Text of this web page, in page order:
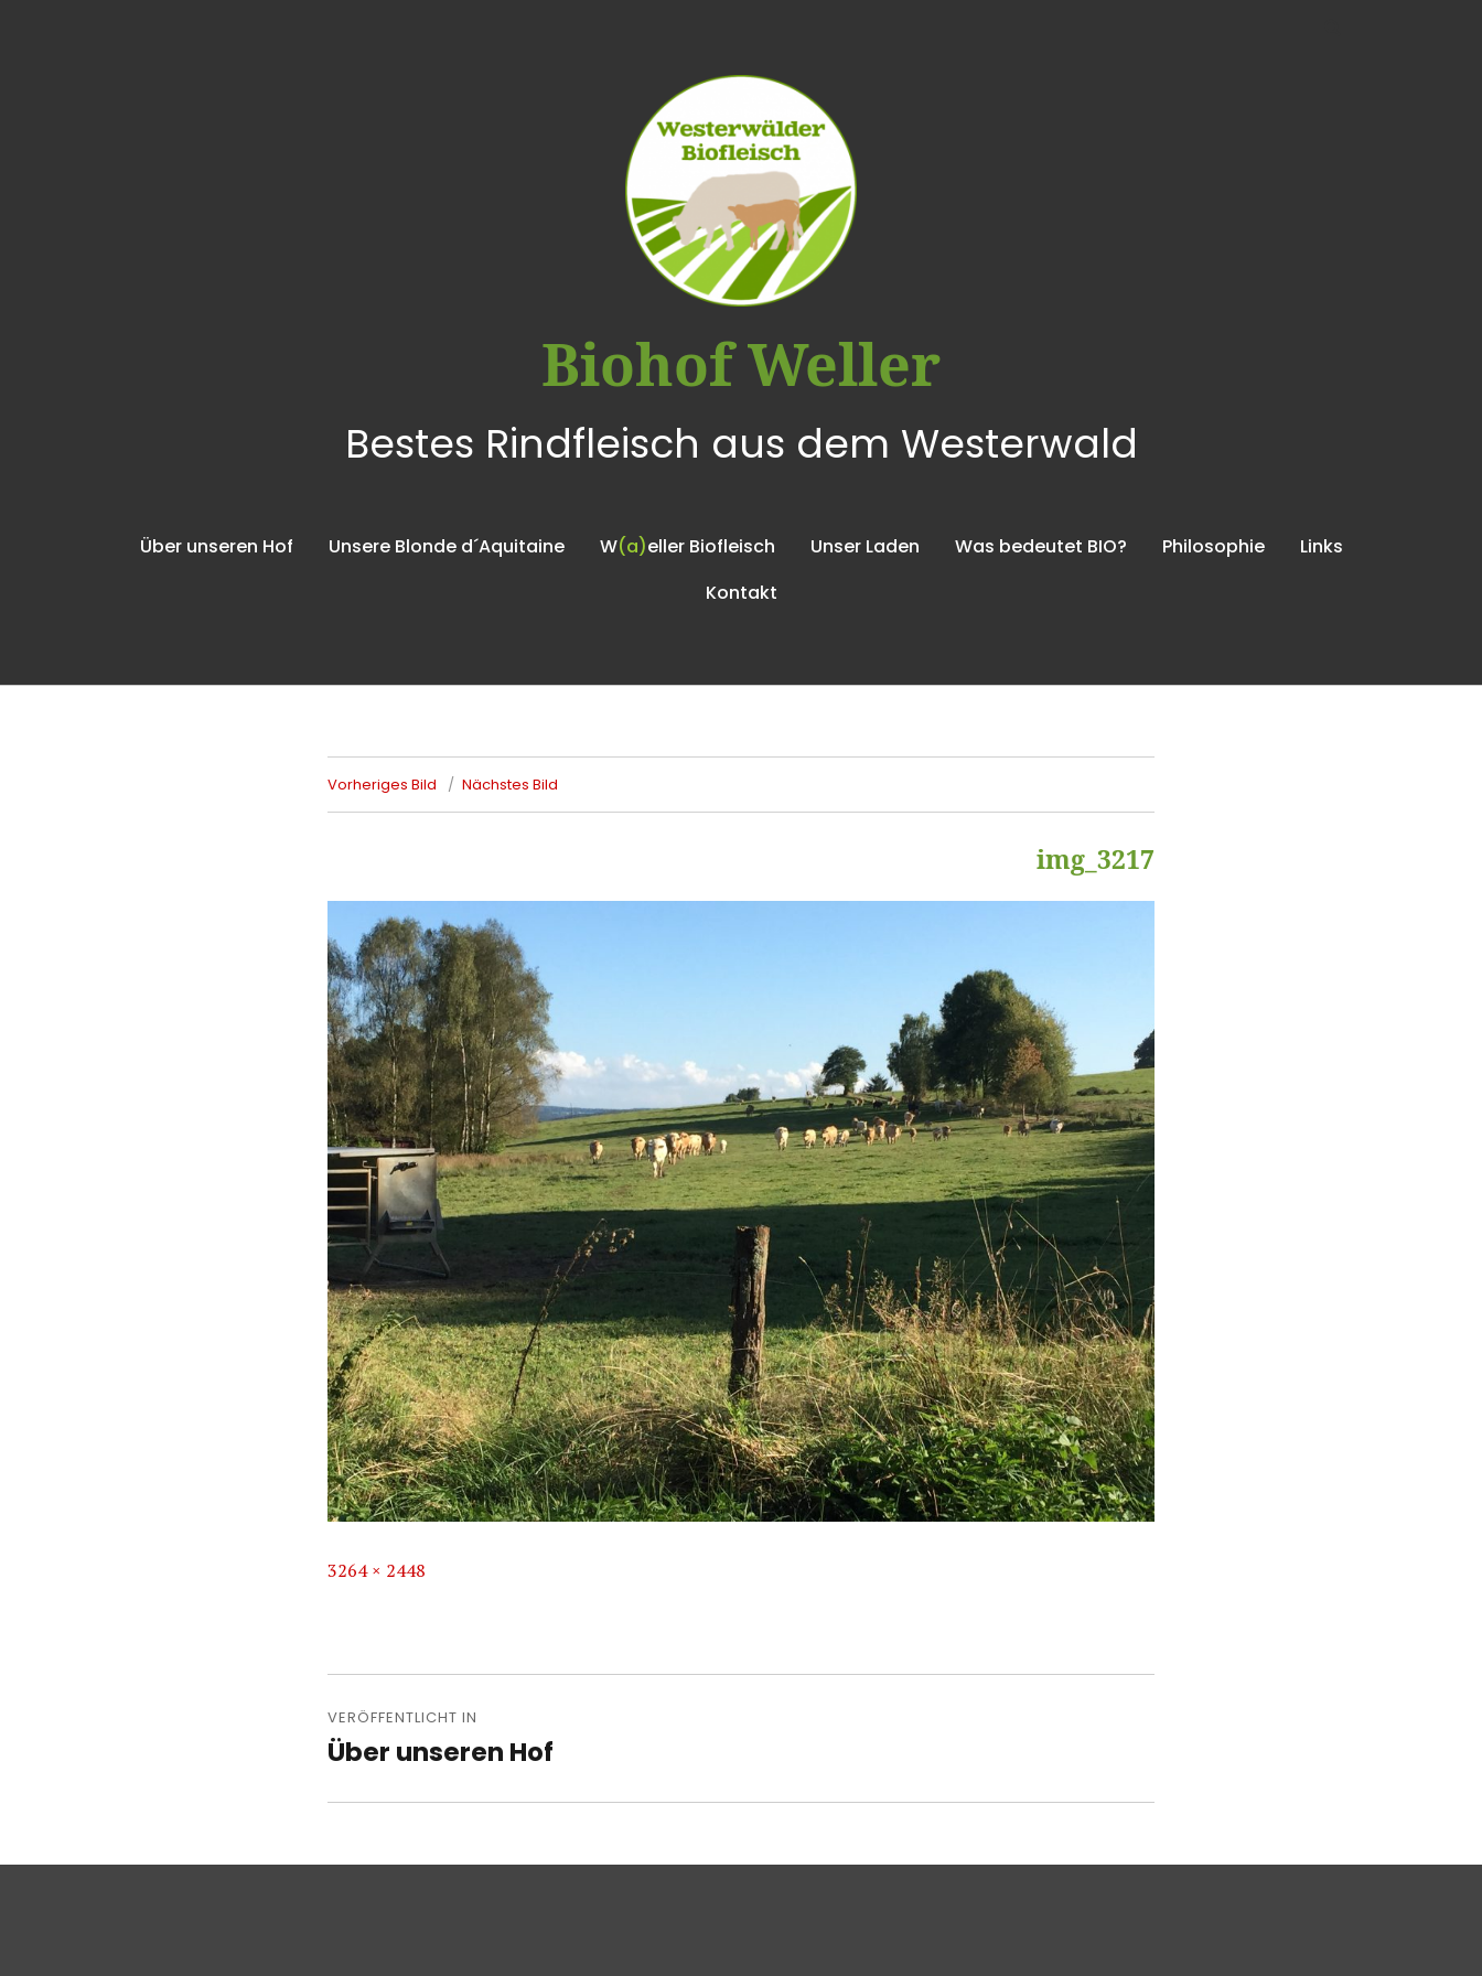
Biohof Weller
Bestes Rindfleisch aus dem Westerwald
Über unseren Hof Unsere Blonde d´Aquitaine W(a)eller Biofleisch Unser Laden Was bedeutet BIO? Philosophie
Links
Kontakt
Vorheriges Bild Nächstes Bild
img_3217
Volle
3264 × 2448
Beitragsnavigation
VERÖFFENTLICHT IN
Über unseren Hof